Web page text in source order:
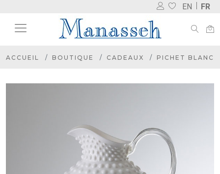
EN FR
ACCUEIL BOUTIQUE CADEAUX PICHET BLANC